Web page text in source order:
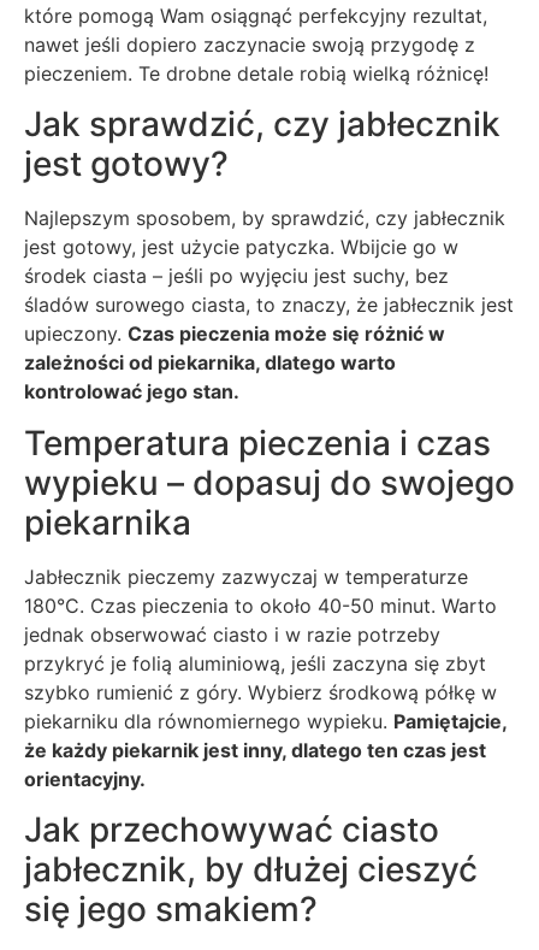
które pomogą Wam osiągnąć perfekcyjny rezultat,
nawet jeśli dopiero zaczynacie swoją przygodę z
pieczeniem. Te drobne detale robią wielką różnicę!
Jak sprawdzić, czy jabłecznik
jest gotowy?
Najlepszym sposobem, by sprawdzić, czy jabłecznik
jest gotowy, jest użycie patyczka. Wbijcie go w
środek ciasta – jeśli po wyjęciu jest suchy, bez
śladów surowego ciasta, to znaczy, że jabłecznik jest
upieczony. Czas pieczenia może się różnić w
zależności od piekarnika, dlatego warto
kontrolować jego stan.
Temperatura pieczenia i czas
wypieku – dopasuj do swojego
piekarnika
Jabłecznik pieczemy zazwyczaj w temperaturze
180°C. Czas pieczenia to około 40-50 minut. Warto
jednak obserwować ciasto i w razie potrzeby
przykryć je folią aluminiową, jeśli zaczyna się zbyt
szybko rumienić z góry. Wybierz środkową półkę w
piekarniku dla równomiernego wypieku. Pamiętajcie,
że każdy piekarnik jest inny, dlatego ten czas jest
orientacyjny.
Jak przechowywać ciasto
jabłecznik, by dłużej cieszyć
się jego smakiem?